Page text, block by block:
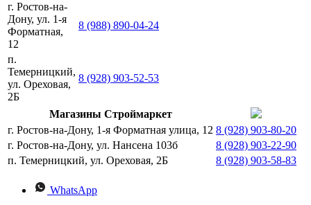
г. Ростов-на-
Дону, ул. 1-я
Форматная,
12
8 (988) 890-04-24
п.
Темерницкий,
ул. Ореховая,
2Б
8 (928) 903-52-53
Магазины Строймаркет
г. Ростов-на-Дону, 1-я Форматная улица, 12 8 (928) 903-80-20
г. Ростов-на-Дону, ул. Нансена 103б
8 (928) 903-22-90
п. Темерницкий, ул. Ореховая, 2Б
8 (928) 903-58-83
WhatsApp